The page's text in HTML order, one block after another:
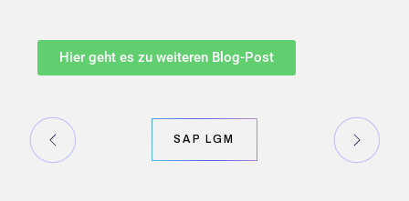
Hier geht es zu weiteren Blog-Post
SAP LGM